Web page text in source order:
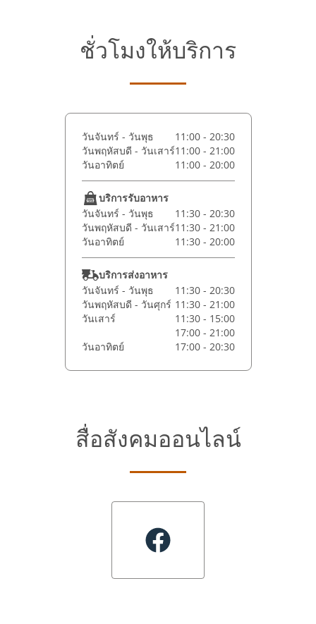
ชั่วโมงให้บริการ
วันจันทร์ - วันพุธ
11:00 - 20:30
วันพฤหัสบดี - วันเสาร์11:00 - 21:00
วันอาทิตย์
11:00 - 20:00
บริการรับอาหาร
วันจันทร์ - วันพุธ
11:30 - 20:30
วันพฤหัสบดี - วันเสาร์11:30 - 21:00
วันอาทิตย์
11:30 - 20:00
บริการส่งอาหาร
วันจันทร์ - วันพุธ
11:30 - 20:30
วันพฤหัสบดี - วันศุกร์ 11:30 - 21:00
วันเสาร์
11:30 - 15:00
17:00 - 21:00
วันอาทิตย์
17:00 - 20:30
สื่อสังคมออนไลน์